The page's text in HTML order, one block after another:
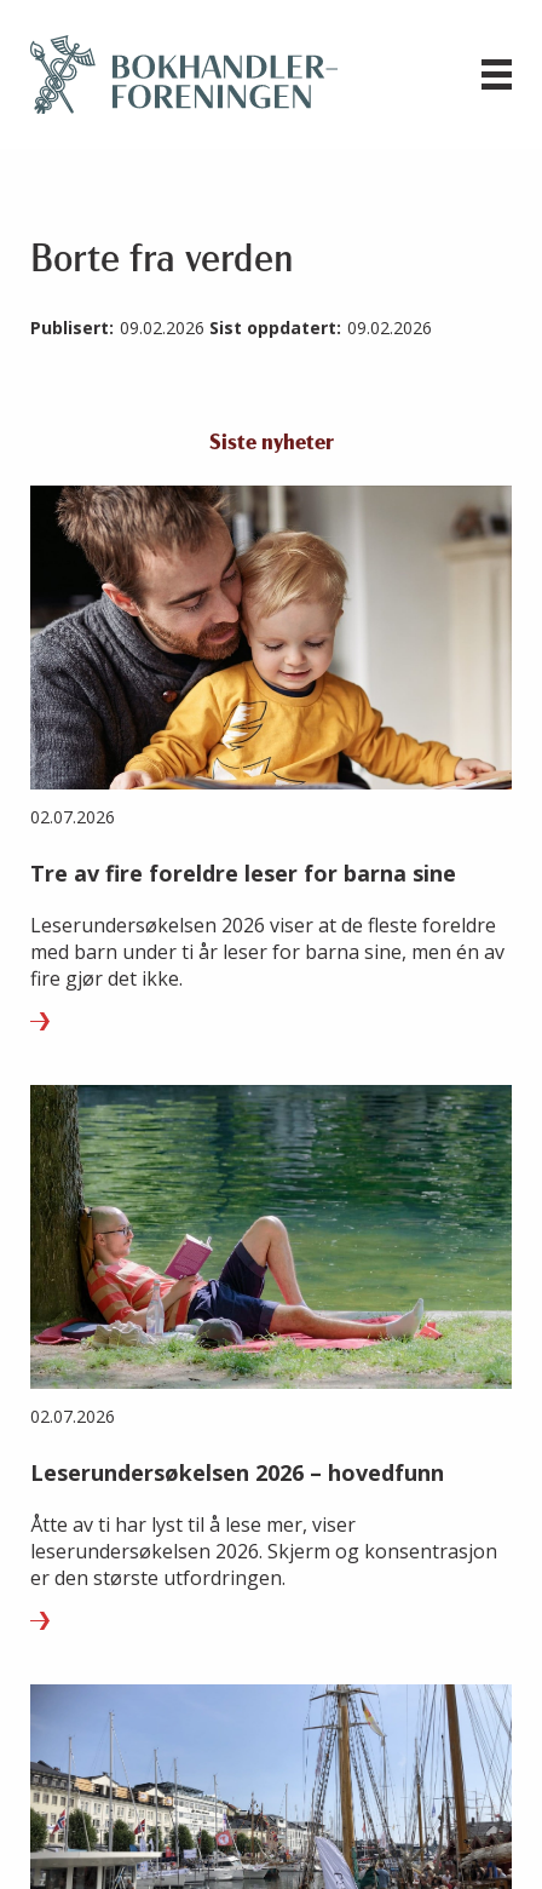
Borte fra verden
Publisert: 09.02.2026 Sist oppdatert: 09.02.2026
Siste nyheter
02.07.2026
Tre av fire foreldre leser for barna sine
Leserundersøkelsen 2026 viser at de fleste foreldre
med barn under ti år leser for barna sine, men én av
fire gjør det ikke.
02.07.2026
Leserundersøkelsen 2026 – hovedfunn
Åtte av ti har lyst til å lese mer, viser
leserundersøkelsen 2026. Skjerm og konsentrasjon
er den største utfordringen.